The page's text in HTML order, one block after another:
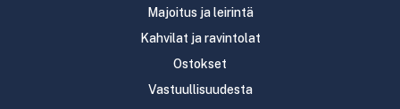
Majoitus ja leirintä
Kahvilat ja ravintolat
Ostokset
Vastuullisuudesta